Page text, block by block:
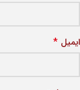
ایمیل *